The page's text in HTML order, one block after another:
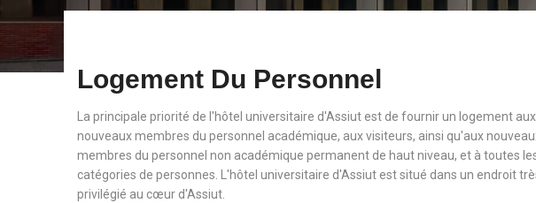
Logement Du Personnel
La principale priorité de l'hôtel universitaire d'Assiut est de fournir un logement aux
nouveaux membres du personnel académique, aux visiteurs, ainsi qu'aux
membres du personnel non académique permanent de haut niveau, et à toutes
catégories de personnes. L'hôtel universitaire d'Assiut est situé dans un endroit
privilégié au cœur d'Assiut.